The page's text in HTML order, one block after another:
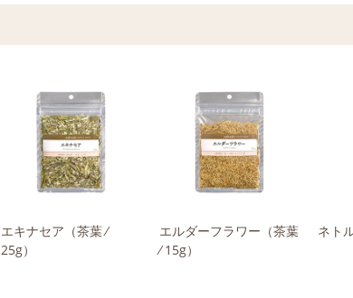
エキナセア （茶葉 ⁄
25g）
エルダーフラワー （茶葉
⁄ 15g）
ネト